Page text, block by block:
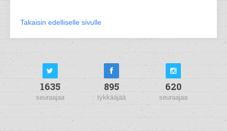
Takaisin edelliselle sivulle
1635
seuraajaa
895
tykkääjää
620
seuraajaa